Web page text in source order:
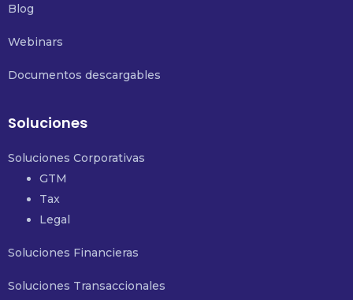
Blog
Webinars
Documentos descargables
Soluciones
Soluciones Corporativas
GTM
Tax
Legal
Soluciones Financieras
Soluciones Transaccionales